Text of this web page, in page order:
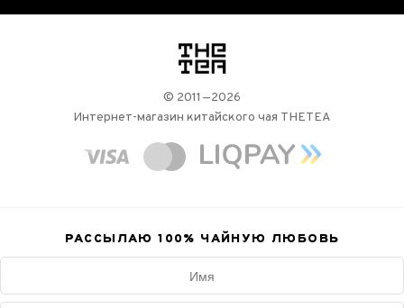
логотип
© 2011—2026
Интернет-магазин китайского чая THETEA
РАССЫЛАЮ 100% ЧАЙНУЮ ЛЮБОВЬ